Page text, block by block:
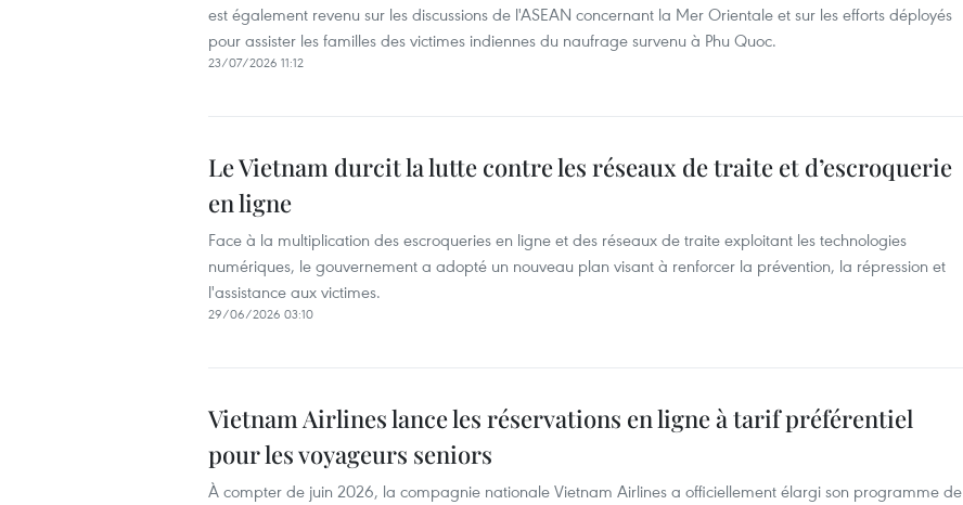
est également revenu sur les discussions de l'ASEAN concernant la Mer Orientale et sur les efforts déployés
pour assister les familles des victimes indiennes du naufrage survenu à Phu Quoc.
23/07/2026 11:12
Le Vietnam durcit la lutte contre les réseaux de traite et d’escroquerie
en ligne
Face à la multiplication des escroqueries en ligne et des réseaux de traite exploitant les technologies
numériques, le gouvernement a adopté un nouveau plan visant à renforcer la prévention, la répression et
l'assistance aux victimes.
29/06/2026 03:10
Vietnam Airlines lance les réservations en ligne à tarif préférentiel
pour les voyageurs seniors
À compter de juin 2026, la compagnie nationale Vietnam Airlines a officiellement élargi son programme de